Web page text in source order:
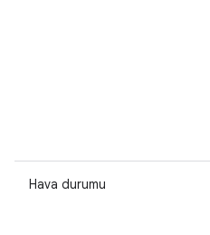
Hava durumu